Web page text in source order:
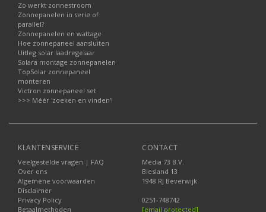
Zo werkt zonnestroom
Zonnepanelen in serie of
parallel?
Zonnepanelen en wattage
Hoe zonnepaneel aansluiten
Uitleg solar laadregelaar
Solara montage zonnepanelen
TopSolar zonnepaneel
monteren
Victron zonnepaneel set
>>> Méér 'zoeken en vinden'!
KLANTENSERVICE
Veelgestelde vragen | FAQ
Over ons
Algemene voorwaarden
Disclaimer
Privacy Policy
Betaalmethoden
CONTACT
Media 73 B.V.
Biesland 13
1948 RJ Beverwijk
0251-748742
[email protected]